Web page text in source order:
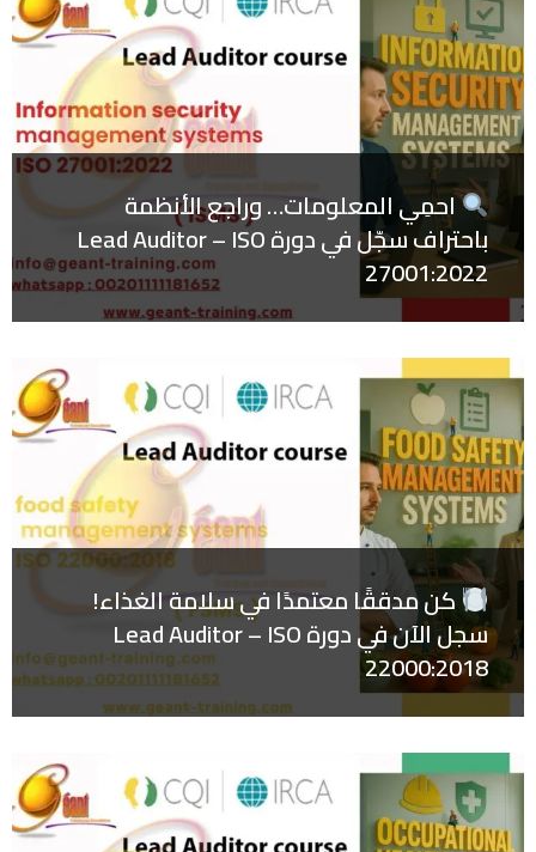
احمِي المعلومات… وراجع الأنظمة
باحتراف سجّل في دورة Lead Auditor – ISO
27001:2022
كن مدققًا معتمدًا في سلامة الغذاء!
سجل الآن في دورة Lead Auditor – ISO
22000:2018